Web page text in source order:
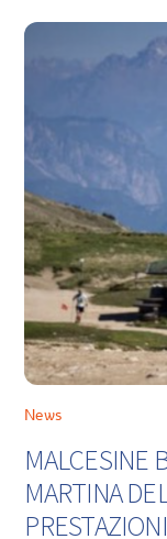
News
MALCESINE
MARTINA